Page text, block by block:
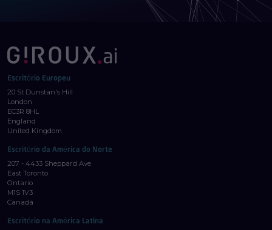
Escritório Europeu
20 St Dunstan's Hill
London
EC3R 8HL
England
United Kingdom
Escritório da América do Norte
207 - 4433 Sheppard Ave
East Toronto
Ontario
M1S 1V3
Canadá
Escritório na América Latina